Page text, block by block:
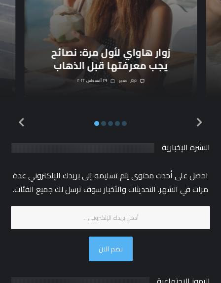
زوار هاواي لأول مرة: نصائح
يجب معرفتها قبل الذهاب
٢٩ أغسطس، ٢٠٢٢ مدیر 0
النشرة الإخبارية
احصل على أحدث محتوى يتم تسليمه إلى بريدك الإلكتروني عدة
مرات في الشهر. التحديثات والأخبار سوف ترسل لك جميع الفئات.
نضم الان